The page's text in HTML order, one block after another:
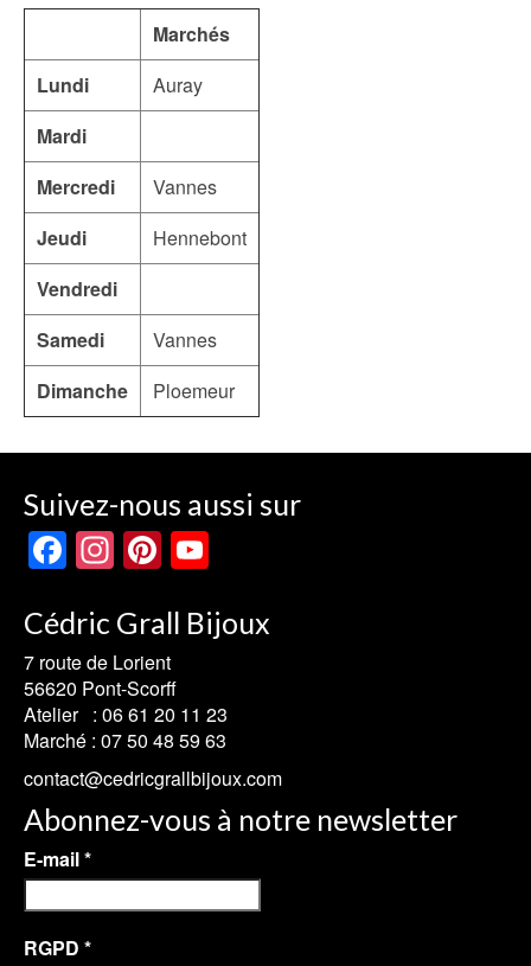
Marchés
Lundi
Auray
Mardi
Mercredi
Vannes
Jeudi
Hennebont
Vendredi
Samedi
Vannes
Dimanche
Ploemeur
Suivez-nous aussi sur
Facebook
Instagram
Pinterest
Cédric Grall Bijoux
7 route de Lorient
56620 Pont-Scorff
Atelier : 06 61 20 11 23
Marché : 07 50 48 59 63
contact@cedricgrallbijoux.com
Abonnez-vous à notre newsletter
E-mail*
RGPD *